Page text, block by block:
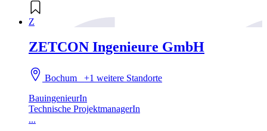
Z
ZETCON Ingenieure GmbH
Bochum+1 weitere Standorte
BauingenieurIn
Technische ProjektmanagerIn
...